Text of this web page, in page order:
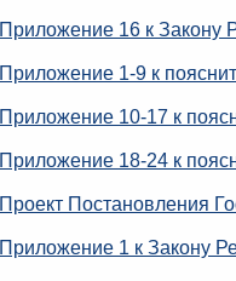
Приложение 16 к Закону
Приложение 1-9 к
Приложение 10-17 к
Приложение 18-24 к
Проект Постановления
Приложение 1 к Закону